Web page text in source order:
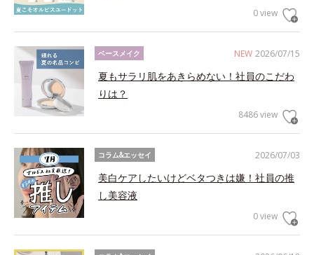
0 view
NEW 2026/07/15
ベースメイク
夏もサラリ肌をあきらめない！社員のこだわ
りは？
8486 view
2026/07/03
コラム&エッセイ
美白ケアしたいけどベタつきは嫌！社員の推
し美容液
0 view